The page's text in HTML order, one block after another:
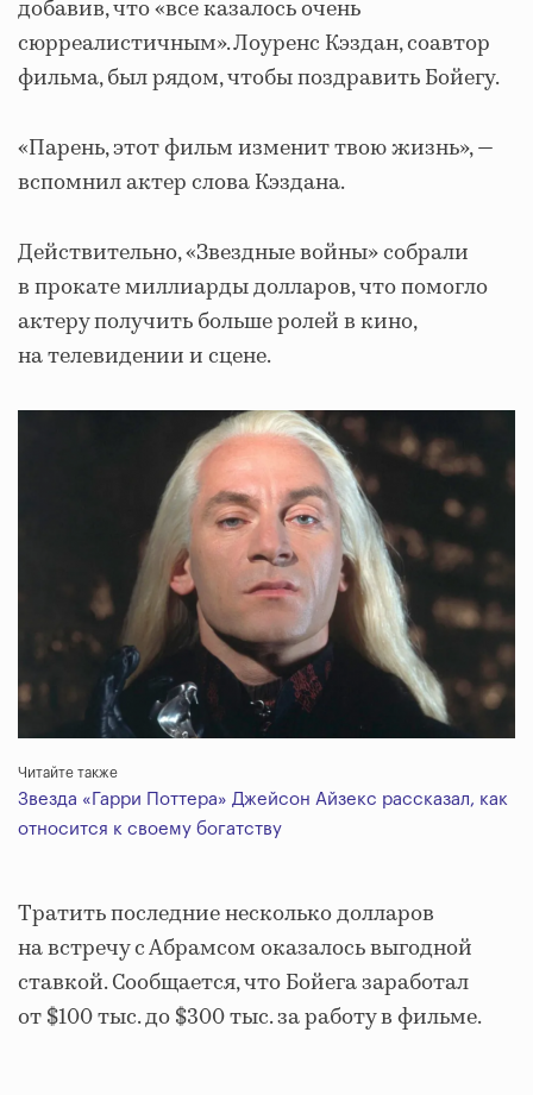
добавив, что «все казалось очень
сюрреалистичным». Лоуренс Кэздан, соавтор
фильма, был рядом, чтобы поздравить Бойегу.
«Парень, этот фильм изменит твою жизнь», —
вспомнил актер слова Кэздана.
Действительно, «Звездные войны» собрали
в прокате миллиарды долларов, что помогло
актеру получить больше ролей в кино,
на телевидении и сцене.
Читайте также
Звезда «Гарри Поттера» Джейсон Айзекс рассказал, как
относится к своему богатству
Тратить последние несколько долларов
на встречу с Абрамсом оказалось выгодной
ставкой. Сообщается, что Бойега заработал
от $100 тыс. до $300 тыс. за работу в фильме.